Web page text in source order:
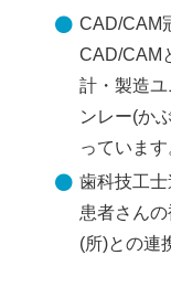
CAD/CAM
CAD/CAM
計・製造
ンレー(か
っています
歯科技工
患者さん
(所)との連